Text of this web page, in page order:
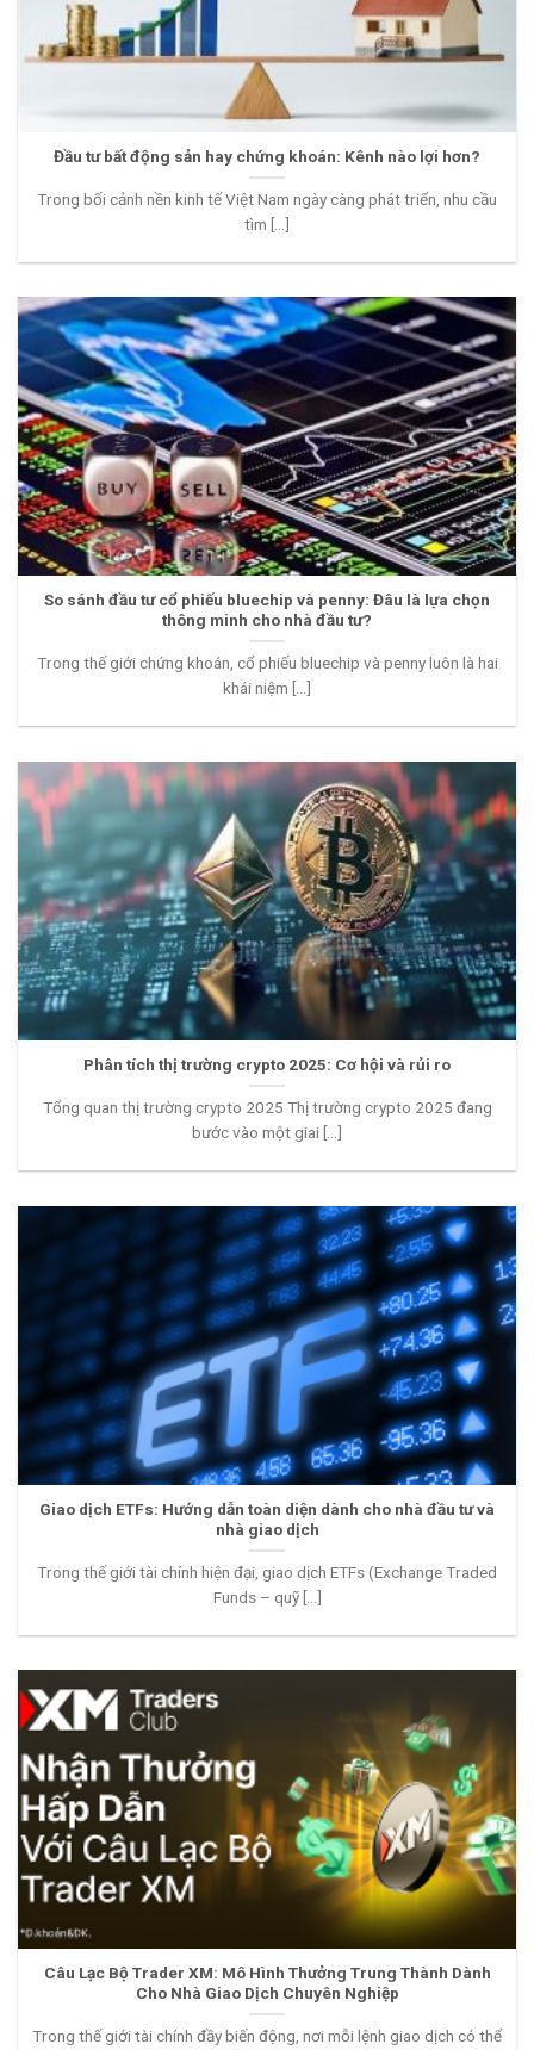
Đầu tư bất động sản hay chứng khoán: Kênh nào lợi hơn?
Trong bối cảnh nền kinh tế Việt Nam ngày càng phát triển, nhu cầu
tìm [...]
So sánh đầu tư cổ phiếu bluechip và penny: Đâu là lựa chọn
thông minh cho nhà đầu tư?
Trong thế giới chứng khoán, cổ phiếu bluechip và penny luôn là hai
khái niệm [...]
Phân tích thị trường crypto 2025: Cơ hội và rủi ro
Tổng quan thị trường crypto 2025 Thị trường crypto 2025 đang
bước vào một giai [...]
Giao dịch ETFs: Hướng dẫn toàn diện dành cho nhà đầu tư và
nhà giao dịch
Trong thế giới tài chính hiện đại, giao dịch ETFs (Exchange Traded
Funds – quỹ [...]
Câu Lạc Bộ Trader XM: Mô Hình Thưởng Trung Thành Dành
Cho Nhà Giao Dịch Chuyên Nghiệp
Trong thế giới tài chính đầy biến động, nơi mỗi lệnh giao dịch có thể